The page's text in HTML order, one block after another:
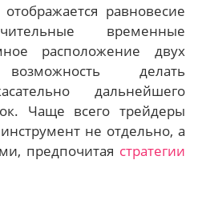
равновесие
временные
расположение двух
делать
дальнейшего
Чаще всего трейдеры
не отдельно, а
предпочитая стратегии